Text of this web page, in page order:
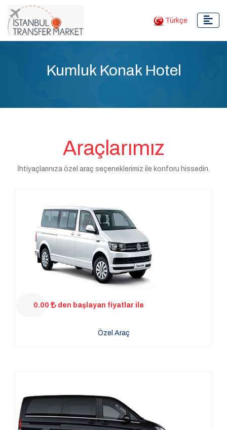
Türkçe
Kumluk Konak Hotel
Araçlarımız
İhtiyaçlarınıza özel araç seçeneklerimiz ile konforu hissedin.
0.00 den başlayan fiyatlar ile
Özel Araç